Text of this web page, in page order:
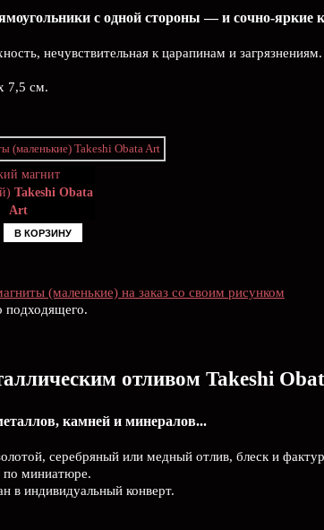
с одной стороны — и сочно-яркие
нечувствительная к царапинам и
7,5 см.
магнит
Takeshi Obata
Art
В КОРЗИНУ
(маленькие) на заказ со своим рисунком
подходящего.
отливом Takeshi
камней и минералов...
серебряный или медный отлив, блеск и
по миниатюре.
в индивидуальный конверт.